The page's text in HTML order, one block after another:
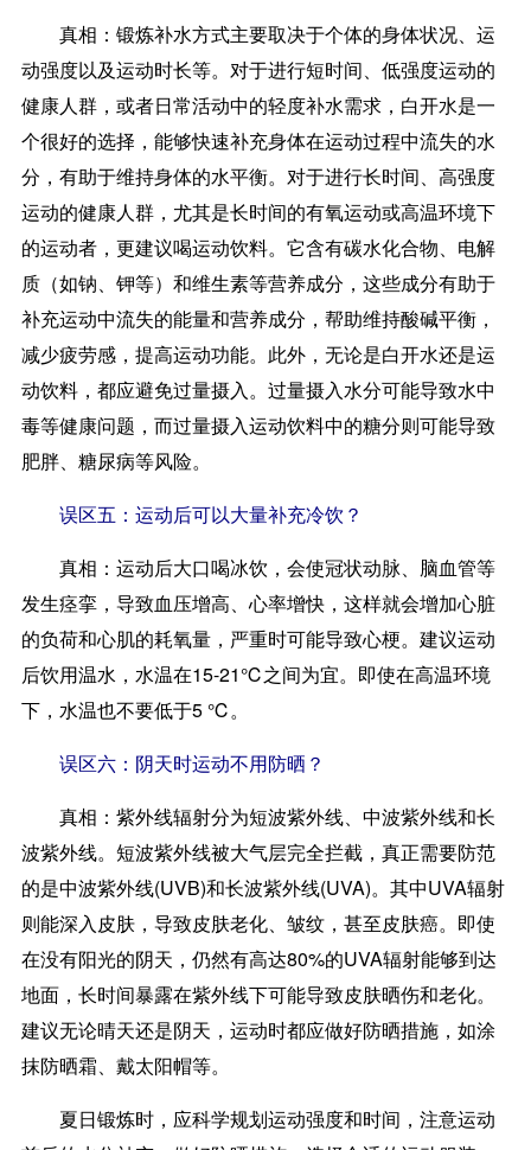
真相： 锻炼补水方式主要取决于个体的身体状况、运
动强度以及运动时长等。对于进行短时间、低强度运动的
健康人群，或者日常活动中的轻度补水需求，白开水是一
个很好的选择，能够快速补充身体在运动过程中流失的水
分，有助于维持身体的水平衡。对于进行长时间、高强度
运动的健康人群，尤其是长时间的有氧运动或高温环境下
的运动者，更建议喝运动饮料。它含有碳水化合物、电解
质（如钠、钾等）和维生素等营养成分，这些成分有助于
补充运动中流失的能量和营养成分，帮助维持酸碱平衡，
减少疲劳感，提高运动功能。此外，无论是白开水还是运
动饮料，都应避免过量摄入。过量摄入水分可能导致水中
毒等健康问题，而过量摄入运动饮料中的糖分则可能导致
肥胖、糖尿病等风险。
误区五：运动后可以大量补充冷饮？
真相： 运动后大口喝冰饮，会使冠状动脉、脑血管等
发生痉挛，导致血压增高、心率增快，这样就会增加心脏
的负荷和心肌的耗氧量，严重时可能导致心梗。建议运动
后饮用温水，水温在15-21℃之间为宜。即使在高温环境
下，水温也不要低于5 ℃。
误区六：阴天时运动不用防晒？
真相： 紫外线辐射分为短波紫外线、中波紫外线和长
波紫外线。短波紫外线被大气层完全拦截，真正需要防范
的是中波紫外线(UVB)和长波紫外线(UVA)。其中UVA辐射
则能深入皮肤，导致皮肤老化、皱纹，甚至皮肤癌。即使
在没有阳光的阴天，仍然有高达80%的UVA辐射能够到达
地面，长时间暴露在紫外线下可能导致皮肤晒伤和老化。
建议无论晴天还是阴天，运动时都应做好防晒措施，如涂
抹防晒霜、戴太阳帽等。
夏日锻炼时，应科学规划运动强度和时间，注意运动